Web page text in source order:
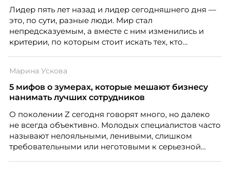
Лидер пять лет назад и лидер сегодняшнего дня —
это, по сути, разные люди. Мир стал
непредсказуемым, а вместе с ним изменились и
критерии, по которым стоит искать тех, кто
«свадебного генерала», почему стандартные
системы оценки часто упускают самых талантливых
людей и как выявить лидерский потенциал ещё до
Тимур Соколов, ключевой эксперт по
стратегическому развитию и формированию
культуры лидерства в организациях.
Марина Ускова
5 мифов о зумерах, которые мешают бизнесу
нанимать лучших сотрудников
О поколении Z сегодня говорят много, но далеко
не всегда объективно. Молодых специалистов часто
называют нелояльными, ленивыми, слишком
требовательными или неготовыми к серьезной